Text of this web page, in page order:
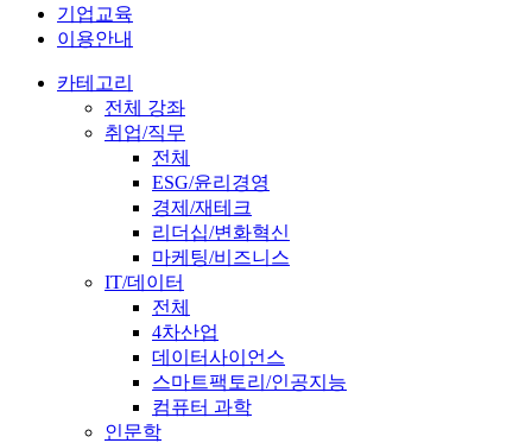
기업교육
이용안내
카테고리
전체 강좌
취업/직무
전체
ESG/윤리경영
경제/재테크
리더십/변화혁신
마케팅/비즈니스
IT/데이터
전체
4차산업
데이터사이언스
스마트팩토리/인공지능
컴퓨터 과학
인문학